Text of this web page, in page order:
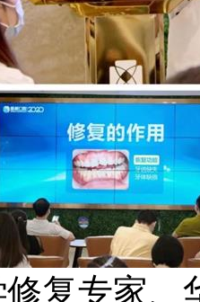
复专家